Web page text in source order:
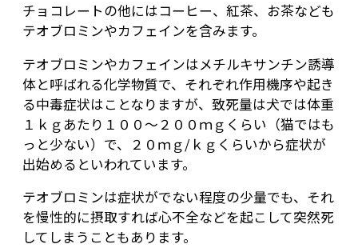
チョコレートの他にはコーヒー、紅茶、お茶なども
テオブロミンやカフェインを含みます。
テオブロミンやカフェインはメチルキサンチン誘導
体と呼ばれる化学物質で、それぞれ作用機序や起き
る中毒症状はことなりますが、致死量は犬では体重
１ｋｇあたり１００～２００ｍｇくらい（猫ではも
っと少ない）で、２０ｍｇ/ｋｇくらいから症状が
出始めるといわれています。
テオブロミンは症状がでない程度の少量でも、それ
を慢性的に摂取すれば心不全などを起こして突然死
してしまうこともあります。